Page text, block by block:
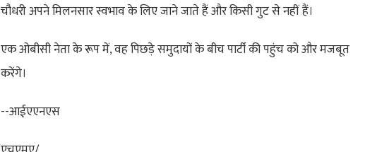
चौधरी अपने मिलनसार स्वभाव के लिए जाने जाते हैं और किसी गुट से नहीं हैं।
एक ओबीसी नेता के रूप में, वह पिछड़े समुदायों के बीच पार्टी की पहुंच को और मजबूत
करेंगे।
--आईएएनएस